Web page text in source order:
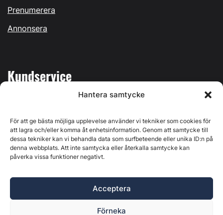
Hantera samtycke
För att ge bästa möjliga upplevelse använder vi tekniker som cookies för
att lagra och/eller komma åt enhetsinformation. Genom att samtycke till
dessa tekniker kan vi behandla data som surfbeteende eller unika ID:n på
denna webbplats. Att inte samtycka eller återkalla samtycke kan
påverka vissa funktioner negativt.
Acceptera
Förneka
Prenumerera
Annonsera
Kundservice
Kontakta oss
Östernäsvägen 1, 827 32 Ljusdal, org.nr: 556625-6425 -
Ansvarig utgivare: Henrik Ekberg. Innehållet på denna
webbplats är upphovsrättsligt skyddat. Ange källa vid citering.
Byggvärlden är en del avMarknadsdatagruppen